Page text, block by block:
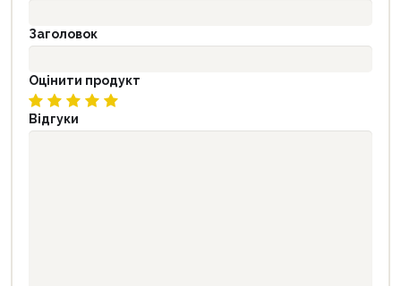
Заголовок
Оцінити продукт
Відгуки